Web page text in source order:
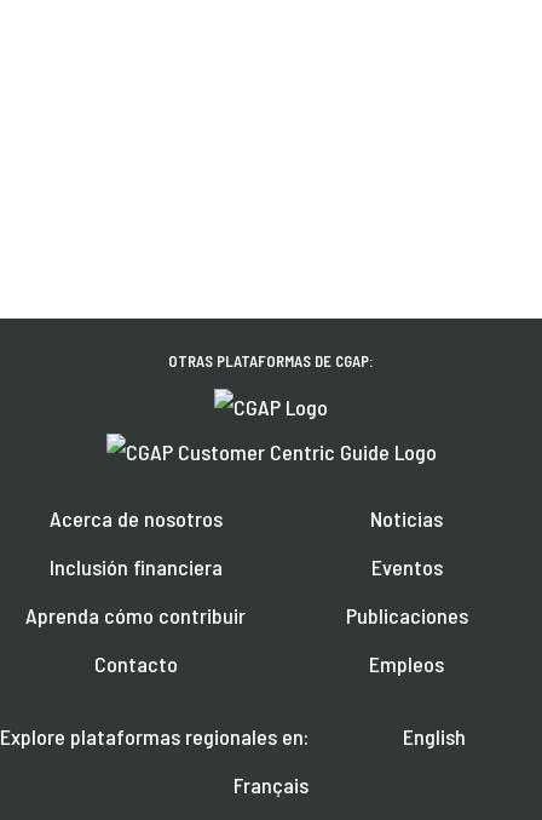
OTRAS PLATAFORMAS DE CGAP:
Acerca de nosotros
Inclusión financiera
Aprenda cómo contribuir
Contacto
Noticias
Eventos
Publicaciones
Empleos
Explore plataformas regionales en:
English
Français